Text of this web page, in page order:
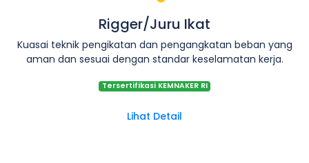
Rigger/Juru Ikat
Kuasai teknik pengikatan dan pengangkatan beban yang
aman dan sesuai dengan standar keselamatan kerja.
Tersertifikasi KEMNAKER RI
Lihat Detail